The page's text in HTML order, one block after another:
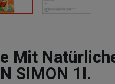
Mit
SIMON 1l.